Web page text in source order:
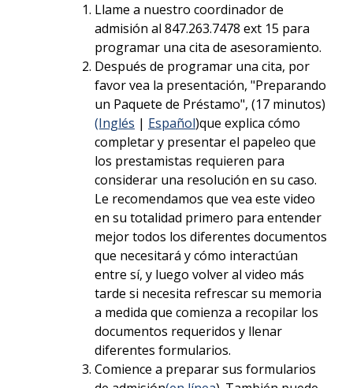
Llame a nuestro coordinador de
admisión al 847.263.7478 ext 15 para
programar una cita de asesoramiento.
Después de programar una cita, por
favor vea la presentación, "Preparando
un Paquete de Préstamo", (17 minutos)
(Inglés | Español)que explica cómo
completar y presentar el papeleo que
los prestamistas requieren para
considerar una resolución en su caso.
Le recomendamos que vea este video
en su totalidad primero para entender
mejor todos los diferentes documentos
que necesitará y cómo interactúan
entre sí, y luego volver al video más
tarde si necesita refrescar su memoria
a medida que comienza a recopilar los
documentos requeridos y llenar
diferentes formularios.
Comience a preparar sus formularios